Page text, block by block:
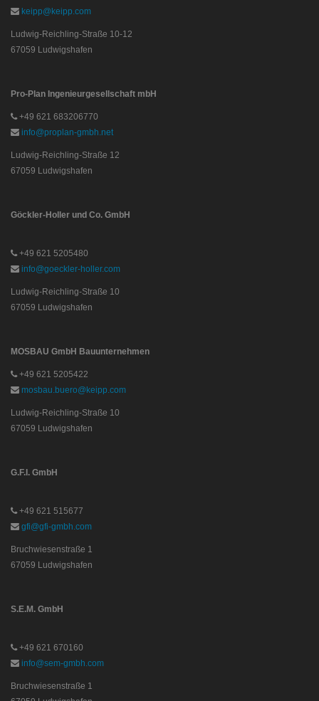
keipp@keipp.com
Ludwig-Reichling-Straße 10-12
67059 Ludwigshafen
Pro-Plan Ingenieurgesellschaft mbH
+49 621 683206770
info@proplan-gmbh.net
Ludwig-Reichling-Straße 12
67059 Ludwigshafen
Göckler-Holler und Co. GmbH
+49 621 5205480
info@goeckler-holler.com
Ludwig-Reichling-Straße 10
67059 Ludwigshafen
MOSBAU GmbH Bauunternehmen
+49 621 5205422
mosbau.buero@keipp.com
Ludwig-Reichling-Straße 10
67059 Ludwigshafen
G.F.I. GmbH
+49 621 515677
gfi@gfi-gmbh.com
Bruchwiesenstraße 1
67059 Ludwigshafen
S.E.M. GmbH
+49 621 670160
info@sem-gmbh.com
Bruchwiesenstraße 1